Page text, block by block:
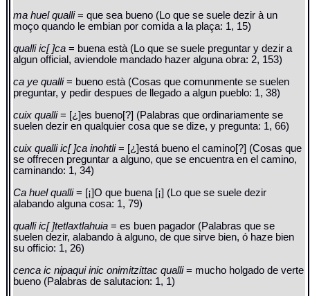
ma huel qualli= que sea bueno (Lo que se suele dezir à un
moço quando le embian por comida a la plaça: 1, 15)
qualli ic[ ]ca= buena està (Lo que se suele preguntar y dezir a
algun official, aviendole mandado hazer alguna obra: 2, 153)
ca ye qualli= bueno està (Cosas que comunmente se suelen
preguntar, y pedir despues de llegado a algun pueblo: 1, 38)
cuix qualli= [¿]es bueno[?] (Palabras que ordinariamente se
suelen dezir en qualquier cosa que se dize, y pregunta: 1, 66)
cuix qualli ic[ ]ca inohtli= [¿]está bueno el camino[?] (Cosas que
se offrecen preguntar a alguno, que se encuentra en el camino,
caminando: 1, 34)
Ca huel qualli= [¡]O que buena [¡] (Lo que se suele dezir
alabando alguna cosa: 1, 79)
qualli ic[ ]tetlaxtlahuia= es buen pagador (Palabras que se
suelen dezir, alabando à alguno, de que sirve bien, ó haze bien
su officio: 1, 26)
cenca ic nipaqui inic onimitzittac qualli= mucho holgado de verte
bueno (Palabras de salutacion: 1, 1)